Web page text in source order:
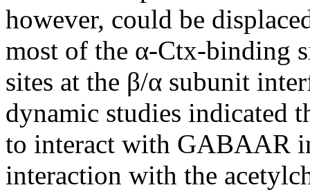
however, could be
most of the α-Ctx-binding
sites at the β/α subunit
dynamic studies indicated
to interact with GABAAR
interaction with the